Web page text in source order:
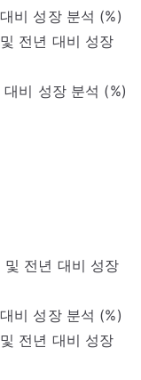
비 성장 분석 (%)
전년 대비 성장
비 성장 분석 (%)
및 전년 대비 성장
비 성장 분석 (%)
전년 대비 성장